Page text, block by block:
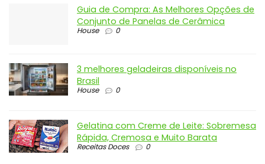
Guia de Compra: As Melhores Opções de
Conjunto de Panelas de Cerâmica
House 0
3 melhores geladeiras disponíveis no
Brasil
House 0
Gelatina com Creme de Leite: Sobremesa
Rápida, Cremosa e Muito Barata
Receitas Doces 0